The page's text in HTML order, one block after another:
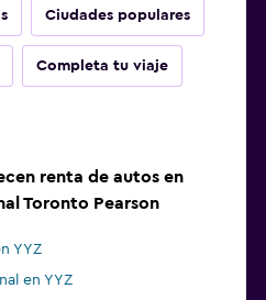
Ciudades populares
Completa tu viaje
renta de autos en
Toronto Pearson
YYZ
en YYZ